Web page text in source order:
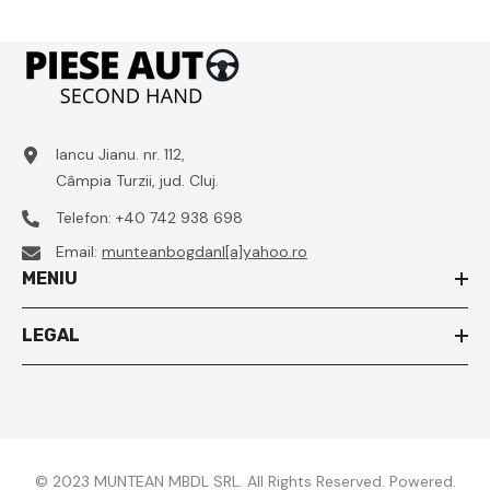
Iancu Jianu. nr. 112,
Câmpia Turzii, jud. Cluj.
Telefon: +40 742 938 698
Email: munteanbogdanl[a]yahoo.ro
MENIU
LEGAL
© 2023 MUNTEAN MBDL SRL. All Rights Reserved. Powered.